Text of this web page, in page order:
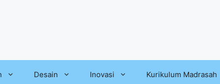
Desain Inovasi Kurikulum Madrasah